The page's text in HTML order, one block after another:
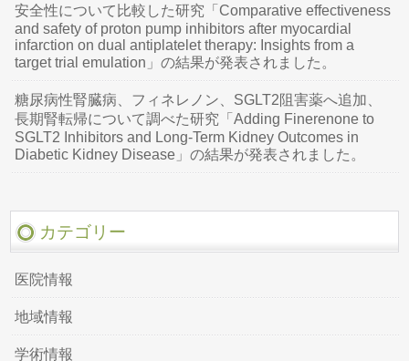
安全性について比較した研究「Comparative effectiveness
and safety of proton pump inhibitors after myocardial
infarction on dual antiplatelet therapy: Insights from a
target trial emulation」の結果が発表されました。
糖尿病性腎臓病、フィネレノン、SGLT2阻害薬へ追加、
長期腎転帰について調べた研究「Adding Finerenone to
SGLT2 Inhibitors and Long-Term Kidney Outcomes in
Diabetic Kidney Disease」の結果が発表されました。
カテゴリー
医院情報
地域情報
学術情報